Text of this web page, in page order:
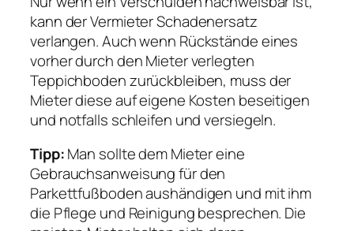
kann der Vermieter Schadenersatz
verlangen. Auch wenn Rückstände eines
vorher durch den Mieter verlegten
Teppichboden zurückbleiben, muss der
Mieter diese auf eigene Kosten beseitigen
und notfalls schleifen und versiegeln.
Tipp:Man sollte dem Mieter eine
Gebrauchsanweisung für den
Parkettfußboden aushändigen und mit ihm
die Pflege und Reinigung besprechen. Die